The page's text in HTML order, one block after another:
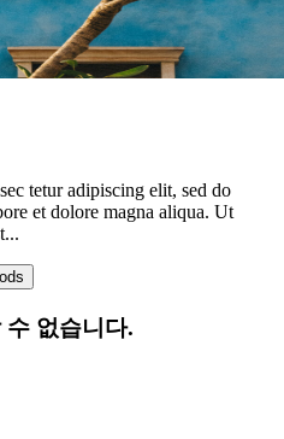
tetur adipiscing elit, sed do
et dolore magna aliqua. Ut
없습니다.